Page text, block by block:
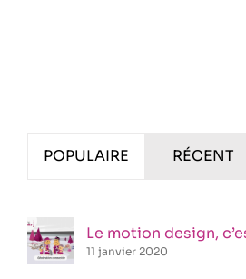
POPULAIRE RÉCENT
Le motion design,
11 janvier 2020